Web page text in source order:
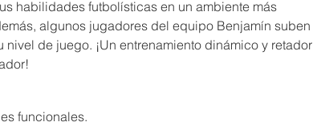
habilidades futbolísticas en un ambiente más
algunos jugadores del equipo Benjamín suben
de juego. ¡Un entrenamiento dinámico y retador
funcionales.